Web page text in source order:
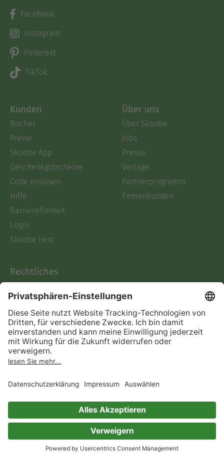
Facebook
Instagram
Pinterest
TikTok
Kunden
Bücher
Preise
Skoobe App
Geschenkgutscheine
Code einlösen
Hilfe
Barrierefreiheit
Login
Skoobe liest
Über uns
Über Skoobe
Jobs
Presse
Verlage
Partnerprogramm
Firmenkunden
Rechtliches
AGB
Informationen nach Data
Act
Verträge hier kündigen
Impressum
Immer ein gutes Buch